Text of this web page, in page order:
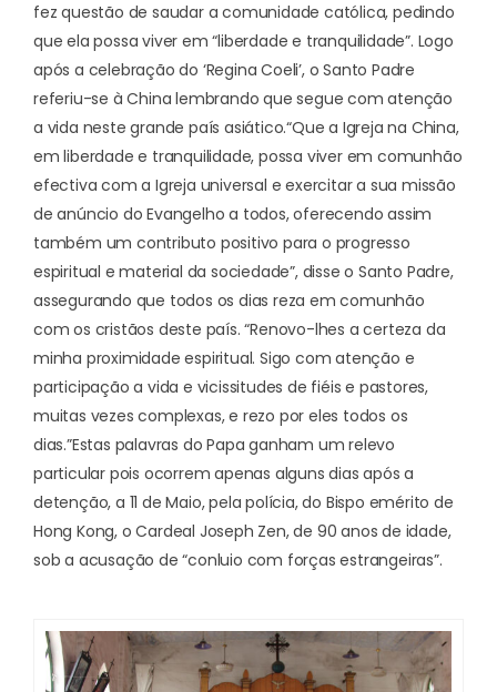
fez questão de saudar a comunidade católica, pedindo
que ela possa viver em “liberdade e tranquilidade”. Logo
após a celebração do ‘Regina Coeli’, o Santo Padre
referiu-se à China lembrando que segue com atenção
a vida neste grande país asiático.“Que a Igreja na China,
em liberdade e tranquilidade, possa viver em comunhão
efectiva com a Igreja universal e exercitar a sua missão
de anúncio do Evangelho a todos, oferecendo assim
também um contributo positivo para o progresso
espiritual e material da sociedade”, disse o Santo Padre,
assegurando que todos os dias reza em comunhão
com os cristãos deste país. “Renovo-lhes a certeza da
minha proximidade espiritual. Sigo com atenção e
participação a vida e vicissitudes de fiéis e pastores,
muitas vezes complexas, e rezo por eles todos os
dias.”Estas palavras do Papa ganham um relevo
particular pois ocorrem apenas alguns dias após a
detenção, a 11 de Maio, pela polícia, do Bispo emérito de
Hong Kong, o Cardeal Joseph Zen, de 90 anos de idade,
sob a acusação de “conluio com forças estrangeiras”.